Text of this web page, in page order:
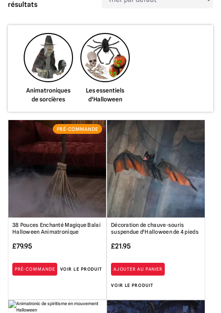
résultats
Animatroniques
de sorcières
Les essentiels
d'Halloween
PRÉ-COMMANDE
38 Pouces Enchanté Magique Balai
Halloween Animatronique
£79.95
PRÉ-COMMANDE VOIR LE PRODUIT
Décoration de chauve-souris
suspendue d'Halloween de 4 pieds
£21.95
AJOUTER AU PANIER
VOIR LE PRODUIT